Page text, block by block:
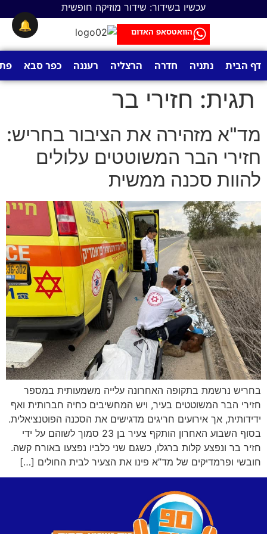
עכשיו בשידור: שידור מוזיקה חופשית
הוואטסאפ האדום
דף הבית נתניה חדרה הרצליה רעננה כפר סבא
תגית: חזירי בר
מד"א מזהירה את הציבור בחריש:
חזירי הבר המשוטטים עלולים
להוות סכנה ממשית
בחריש נרשמת בתקופה האחרונה עלייה משמעותית במספר
חזירי הבר המשוטטים בעיר, ויש המחשיבים כחיה חברותית ואף
ידידותית, אך אירועים חריגים מדגישים את הסכנה הפוטנציאלית.
בסוף השבוע האחרון הותקף צעיר בן 23 סמוך לשוהם על ידי
חזיר בר ונפצע קלות ברגלו, כשגם שני כלביו נפצעו באורח קשה.
חובשי ופרמדיקים של מד”א פינו את הצעיר לבית החולים […]
🔔